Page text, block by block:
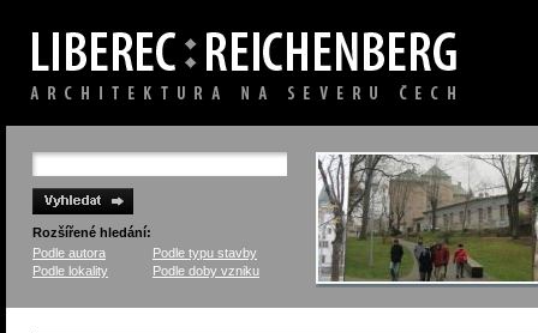
Rozšířené hledání:
Podle autora
Podle typu stavby
Podle lokality
Podle doby vzniku